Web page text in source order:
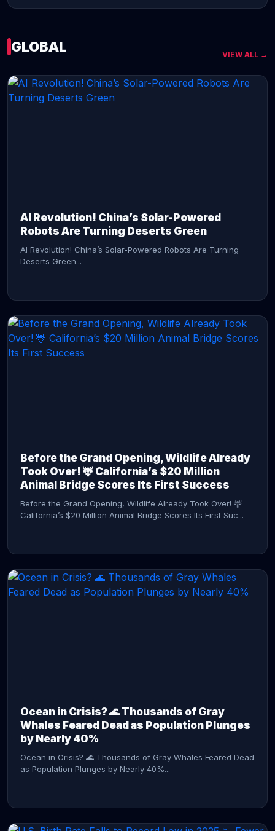
GLOBAL VIEW ALL →
AI Revolution! China’s Solar-Powered
Robots Are Turning Deserts Green
AI Revolution! China’s Solar-Powered Robots Are Turning
Deserts Green...
Before the Grand Opening, Wildlife Already
Took Over! 🦌 California’s $20 Million
Animal Bridge Scores Its First Success
Before the Grand Opening, Wildlife Already Took Over! 🦌
California’s $20 Million Animal Bridge Scores Its First Suc...
Ocean in Crisis? 🌊 Thousands of Gray
Whales Feared Dead as Population Plunges
by Nearly 40%
Ocean in Crisis? 🌊 Thousands of Gray Whales Feared Dead
as Population Plunges by Nearly 40%...